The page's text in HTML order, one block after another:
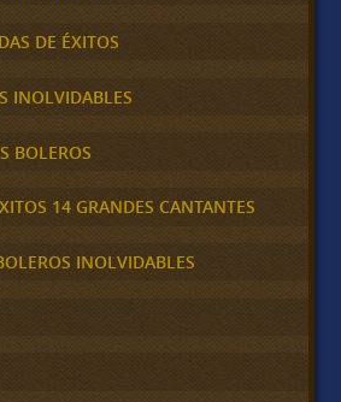
DE ÉXITOS
INOLVIDABLES
BOLEROS
14 GRANDES CANTANTES
INOLVIDABLES